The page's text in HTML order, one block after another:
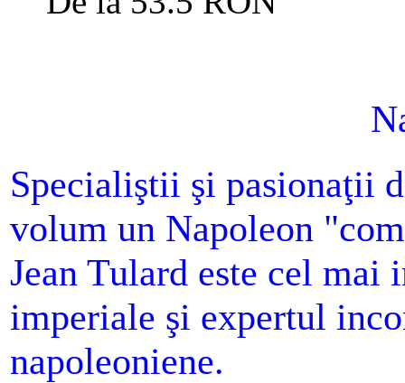
Specialiştii şi pasionaţii
volum un Napoleon
Jean Tulard este cel
imperiale şi expertul
napoleoniene.